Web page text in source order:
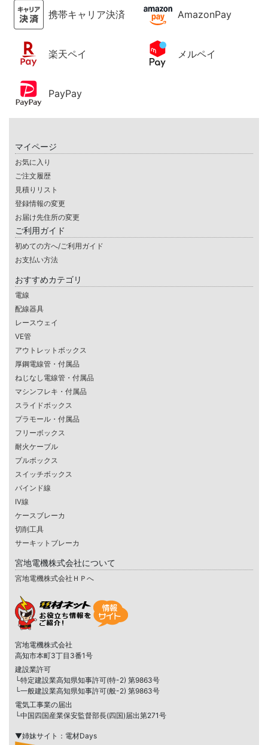
携帯キャリア決済 AmazonPay
楽天ペイ メルペイ
PayPay
マイページ
お気に入り
ご注文履歴
見積りリスト
登録情報の変更
お届け先住所の変更
ご利用ガイド
初めての方へ/ご利用ガイド
お支払い方法
おすすめカテゴリ
電線
配線器具
レースウェイ
VE管
アウトレットボックス
厚鋼電線管・付属品
ねじなし電線管・付属品
マシンフレキ・付属品
スライドボックス
プラモール・付属品
フリーボックス
耐火ケーブル
プルボックス
スイッチボックス
バインド線
IV線
ケースブレーカ
切削工具
サーキットブレーカ
宮地電機株式会社について
宮地電機株式会社ＨＰへ
宮地電機株式会社
高知市本町3丁目3番1号
建設業許可
└特定建設業高知県知事許可(特-2) 第9863号
└一般建設業高知県知事許可(般-2) 第9863号
電気工事業の届出
└中国四国産業保安監督部長(四国)届出第271号
▼姉妹サイト：電材Days